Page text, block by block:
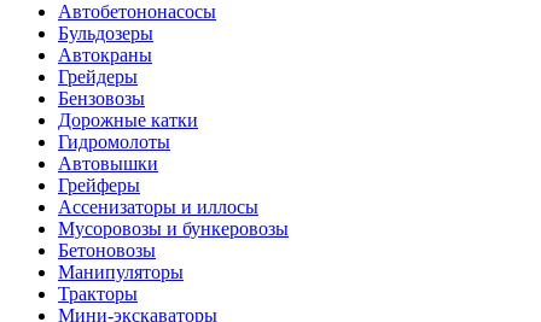
Автобетононасосы
Бульдозеры
Автокраны
Грейдеры
Бензовозы
Дорожные катки
Гидромолоты
Автовышки
Грейферы
Ассенизаторы и иллосы
Мусоровозы и бункеровозы
Бетоновозы
Манипуляторы
Тракторы
Мини-экскаваторы